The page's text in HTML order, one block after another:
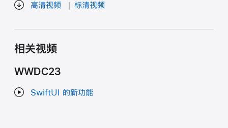
高清视频 标清视频
相关视频
WWDC23
SwiftUI 的新功能